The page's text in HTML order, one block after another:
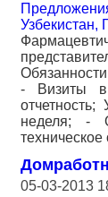
Узбекистан,
- Визиты
неделя; -
05-03-2013